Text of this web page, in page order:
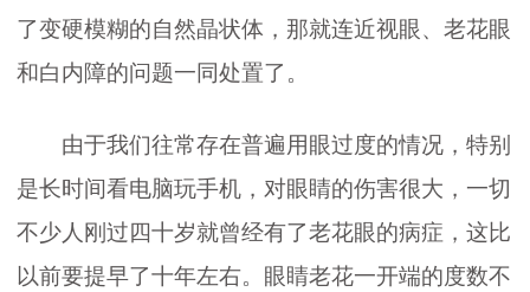
了变硬模糊的自然晶状体，那就连近视眼、老花眼
和白内障的问题一同处置了。
由于我们往常存在普遍用眼过度的情况，特别
是长时间看电脑玩手机，对眼睛的伤害很大，一切
不少人刚过四十岁就曾经有了老花眼的病症，这比
以前要提早了十年左右。眼睛老花一开端的度数不